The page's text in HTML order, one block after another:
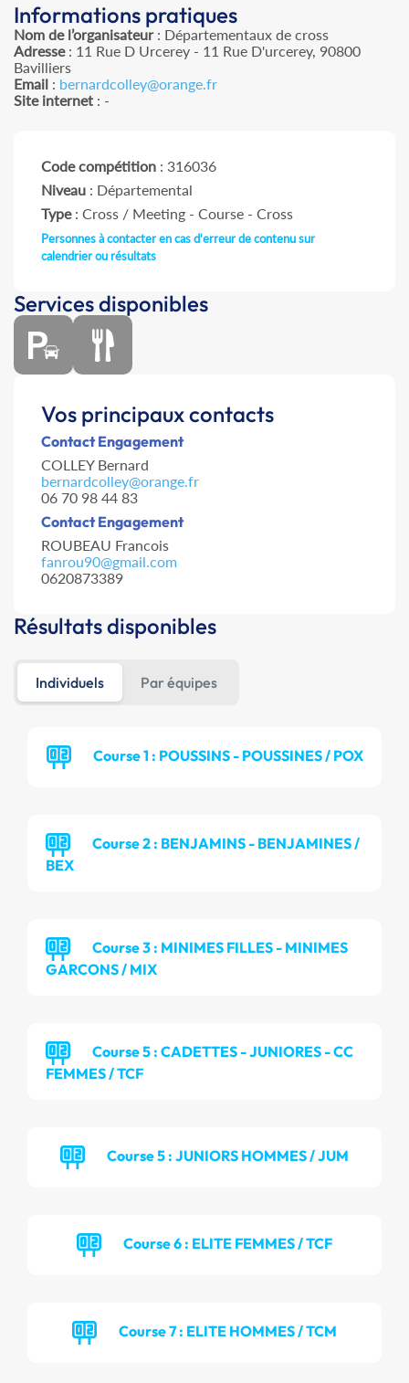
Informations pratiques
Nom de l’organisateur: Départementaux de cross
Adresse: 11 Rue D Urcerey - 11 Rue D'urcerey, 90800
Bavilliers
Email : bernardcolley@orange.fr
Site internet : -
Code compétition : 316036
Niveau : Départemental
Type: Cross / Meeting - Course - Cross
Personnes à contacter en cas d'erreur de contenu sur
calendrier ou résultats
Services disponibles
Vos principaux contacts
Contact Engagement
COLLEY Bernard
bernardcolley@orange.fr
06 70 98 44 83
Contact Engagement
ROUBEAU Francois
fanrou90@gmail.com
0620873389
Résultats disponibles
Individuels Par équipes
Course 1 : POUSSINS - POUSSINES / POX
Course 2 : BENJAMINS - BENJAMINES /
BEX
Course 3 : MINIMES FILLES - MINIMES
GARCONS / MIX
Course 5 : CADETTES - JUNIORES - CC
FEMMES / TCF
Course 5 : JUNIORS HOMMES / JUM
Course 6 : ELITE FEMMES / TCF
Course 7 : ELITE HOMMES / TCM